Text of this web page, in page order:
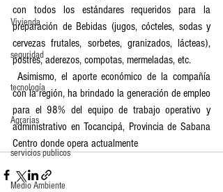
Vivienda
seguridad
tecnología
Agrarias
servicios publicos
Medio Ambiente
con todos los estándares requeridos para la
preparación de Bebidas (jugos, cócteles, sodas y
cervezas frutales, sorbetes, granizados, lácteas),
postres, aderezos, compotas, mermeladas, etc.
con la región, ha brindado la generación de empleo
para el 98% del equipo de trabajo operativo y
administrativo en Tocancipá, Provincia de Sabana
Centro donde opera actualmente